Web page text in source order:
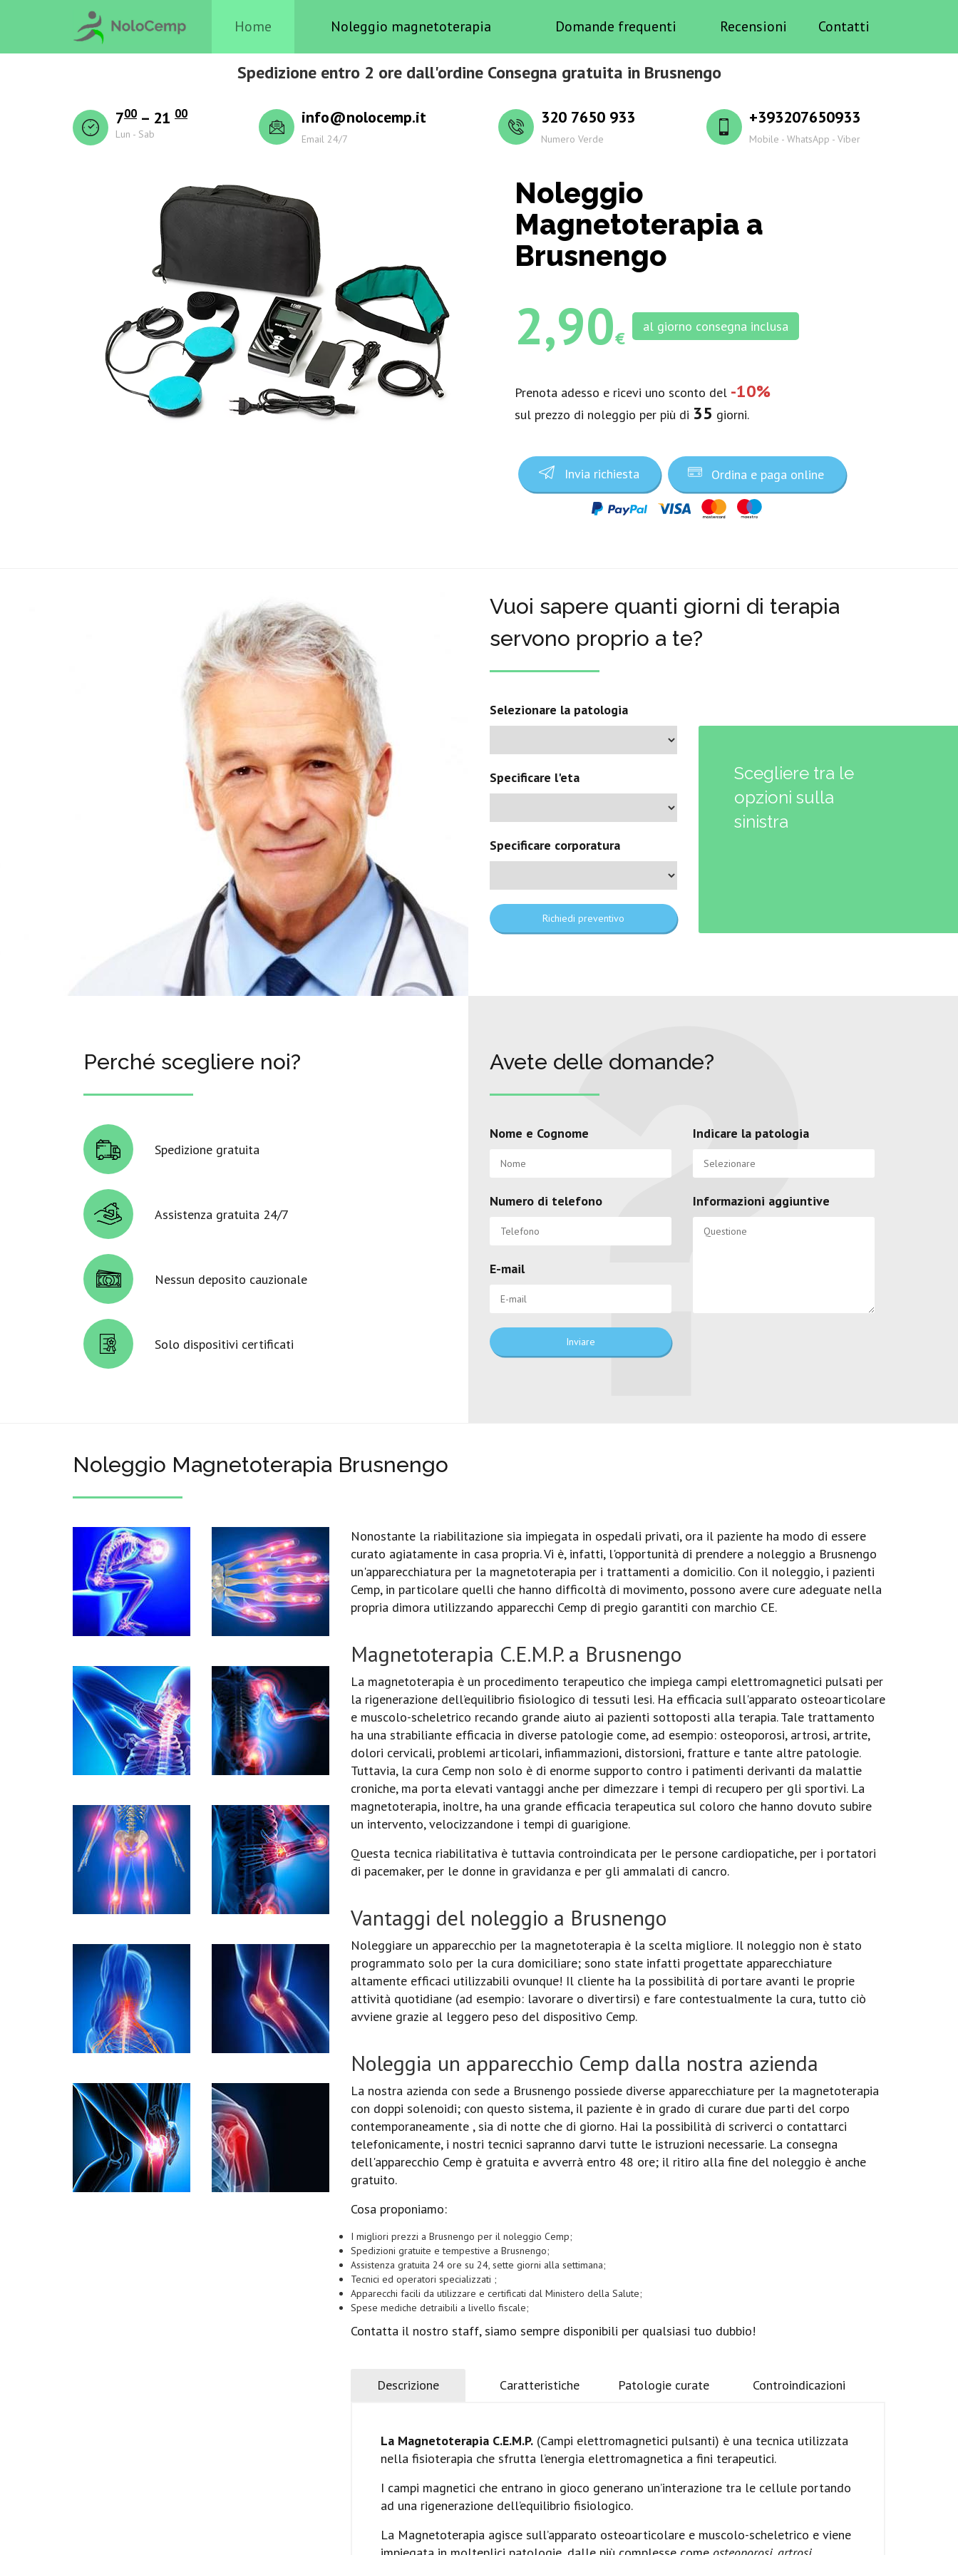
Home Noleggio magnetoterapia Domande frequenti Recensioni Contatti
Spedizione entro 2 ore dall'ordine Consegna gratuita in Brusnengo
700 – 21 00
Lun - Sab
info@nolocemp.it
Email 24/7
320 7650 933
Numero Verde
+393207650933
Mobile - WhatsApp - Viber
Noleggio
Magnetoterapia a
Brusnengo
2,90€
al giorno consegna inclusa
Prenota adesso e ricevi uno sconto del -10%
sul prezzo di noleggio per più di 35 giorni.
Invia richiesta Ordina e paga online
Vuoi sapere quanti giorni di terapia
servono proprio a te?
Selezionare la patologia
Specificare l'eta
Specificare corporatura
Richiedi preventivo
Scegliere tra le
opzioni sulla
sinistra
Perché scegliere noi?
Spedizione gratuita
Assistenza gratuita 24/7
Nessun deposito cauzionale
Solo dispositivi certificati
Avete delle domande?
Nome e Cognome
Numero di telefono
E-mail
Indicare la patologia
Informazioni aggiuntive
Inviare
Noleggio Magnetoterapia Brusnengo
Nonostante la riabilitazione sia impiegata in ospedali privati, ora il paziente ha modo di essere
curato agiatamente in casa propria. Vi è, infatti, l'opportunità di prendere a noleggio a Brusnengo
un'apparecchiatura per la magnetoterapia per i trattamenti a domicilio. Con il noleggio, i pazienti
Cemp, in particolare quelli che hanno difficoltà di movimento, possono avere cure adeguate nella
propria dimora utilizzando apparecchi Cemp di pregio garantiti con marchio CE.
Magnetoterapia C.E.M.P. a Brusnengo
La magnetoterapia è un procedimento terapeutico che impiega campi elettromagnetici pulsati per
la rigenerazione dell’equilibrio fisiologico di tessuti lesi. Ha efficacia sull'apparato osteoarticolare
e muscolo-scheletrico recando grande aiuto ai pazienti sottoposti alla terapia. Tale trattamento
ha una strabiliante efficacia in diverse patologie come, ad esempio: osteoporosi, artrosi, artrite,
dolori cervicali, problemi articolari, infiammazioni, distorsioni, fratture e tante altre patologie.
Tuttavia, la cura Cemp non solo è di enorme supporto contro i patimenti derivanti da malattie
croniche, ma porta elevati vantaggi anche per dimezzare i tempi di recupero per gli sportivi. La
magnetoterapia, inoltre, ha una grande efficacia terapeutica sul coloro che hanno dovuto subire
un intervento, velocizzandone i tempi di guarigione.
Questa tecnica riabilitativa è tuttavia controindicata per le persone cardiopatiche, per i portatori
di pacemaker, per le donne in gravidanza e per gli ammalati di cancro.
Vantaggi del noleggio a Brusnengo
Noleggiare un apparecchio per la magnetoterapia è la scelta migliore. Il noleggio non è stato
programmato solo per la cura domiciliare; sono state infatti progettate apparecchiature
altamente efficaci utilizzabili ovunque! Il cliente ha la possibilità di portare avanti le proprie
attività quotidiane (ad esempio: lavorare o divertirsi) e fare contestualmente la cura, tutto ciò
avviene grazie al leggero peso del dispositivo Cemp.
Noleggia un apparecchio Cemp dalla nostra azienda
La nostra azienda con sede a Brusnengo possiede diverse apparecchiature per la magnetoterapia
con doppi solenoidi; con questo sistema, il paziente è in grado di curare due parti del corpo
contemporaneamente , sia di notte che di giorno. Hai la possibilità di scriverci o contattarci
telefonicamente, i nostri tecnici sapranno darvi tutte le istruzioni necessarie. La consegna
dell'apparecchio Cemp è gratuita e avverrà entro 48 ore; il ritiro alla fine del noleggio è anche
gratuito.
Cosa proponiamo:
I migliori prezzi a Brusnengo per il noleggio Cemp;
Spedizioni gratuite e tempestive a Brusnengo;
Assistenza gratuita 24 ore su 24, sette giorni alla settimana;
Tecnici ed operatori specializzati ;
Apparecchi facili da utilizzare e certificati dal Ministero della Salute;
Spese mediche detraibili a livello fiscale;
Contatta il nostro staff, siamo sempre disponibili per qualsiasi tuo dubbio!
Descrizione Caratteristiche Patologie curate Controindicazioni
La Magnetoterapia C.E.M.P. (Campi elettromagnetici pulsanti) è una tecnica utilizzata
nella fisioterapia che sfrutta l’energia elettromagnetica a fini terapeutici.
I campi magnetici che entrano in gioco generano un’interazione tra le cellule portando
ad una rigenerazione dell’equilibrio fisiologico.
La Magnetoterapia agisce sull’apparato osteoarticolare e muscolo-scheletrico e viene